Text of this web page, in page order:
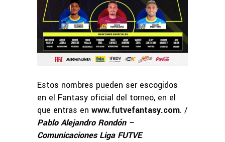
Estos nombres pueden ser escogidos
en el Fantasy oficial del torneo, en el
que entras en www.futvefantasy.com. /
Pablo Alejandro Rondón –
Comunicaciones Liga FUTVE